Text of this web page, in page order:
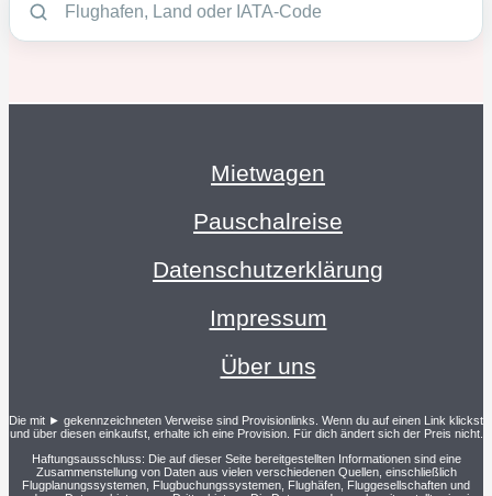
Mietwagen
Pauschalreise
Datenschutzerklärung
Impressum
Über uns
Die mit ► gekennzeichneten Verweise sind Provisionlinks. Wenn du auf einen Link klickst
und über diesen einkaufst, erhalte ich eine Provision. Für dich ändert sich der Preis nicht.
Haftungsausschluss: Die auf dieser Seite bereitgestellten Informationen sind eine
Zusammenstellung von Daten aus vielen verschiedenen Quellen, einschließlich
Flugplanungssystemen, Flugbuchungssystemen, Flughäfen, Fluggesellschaften und